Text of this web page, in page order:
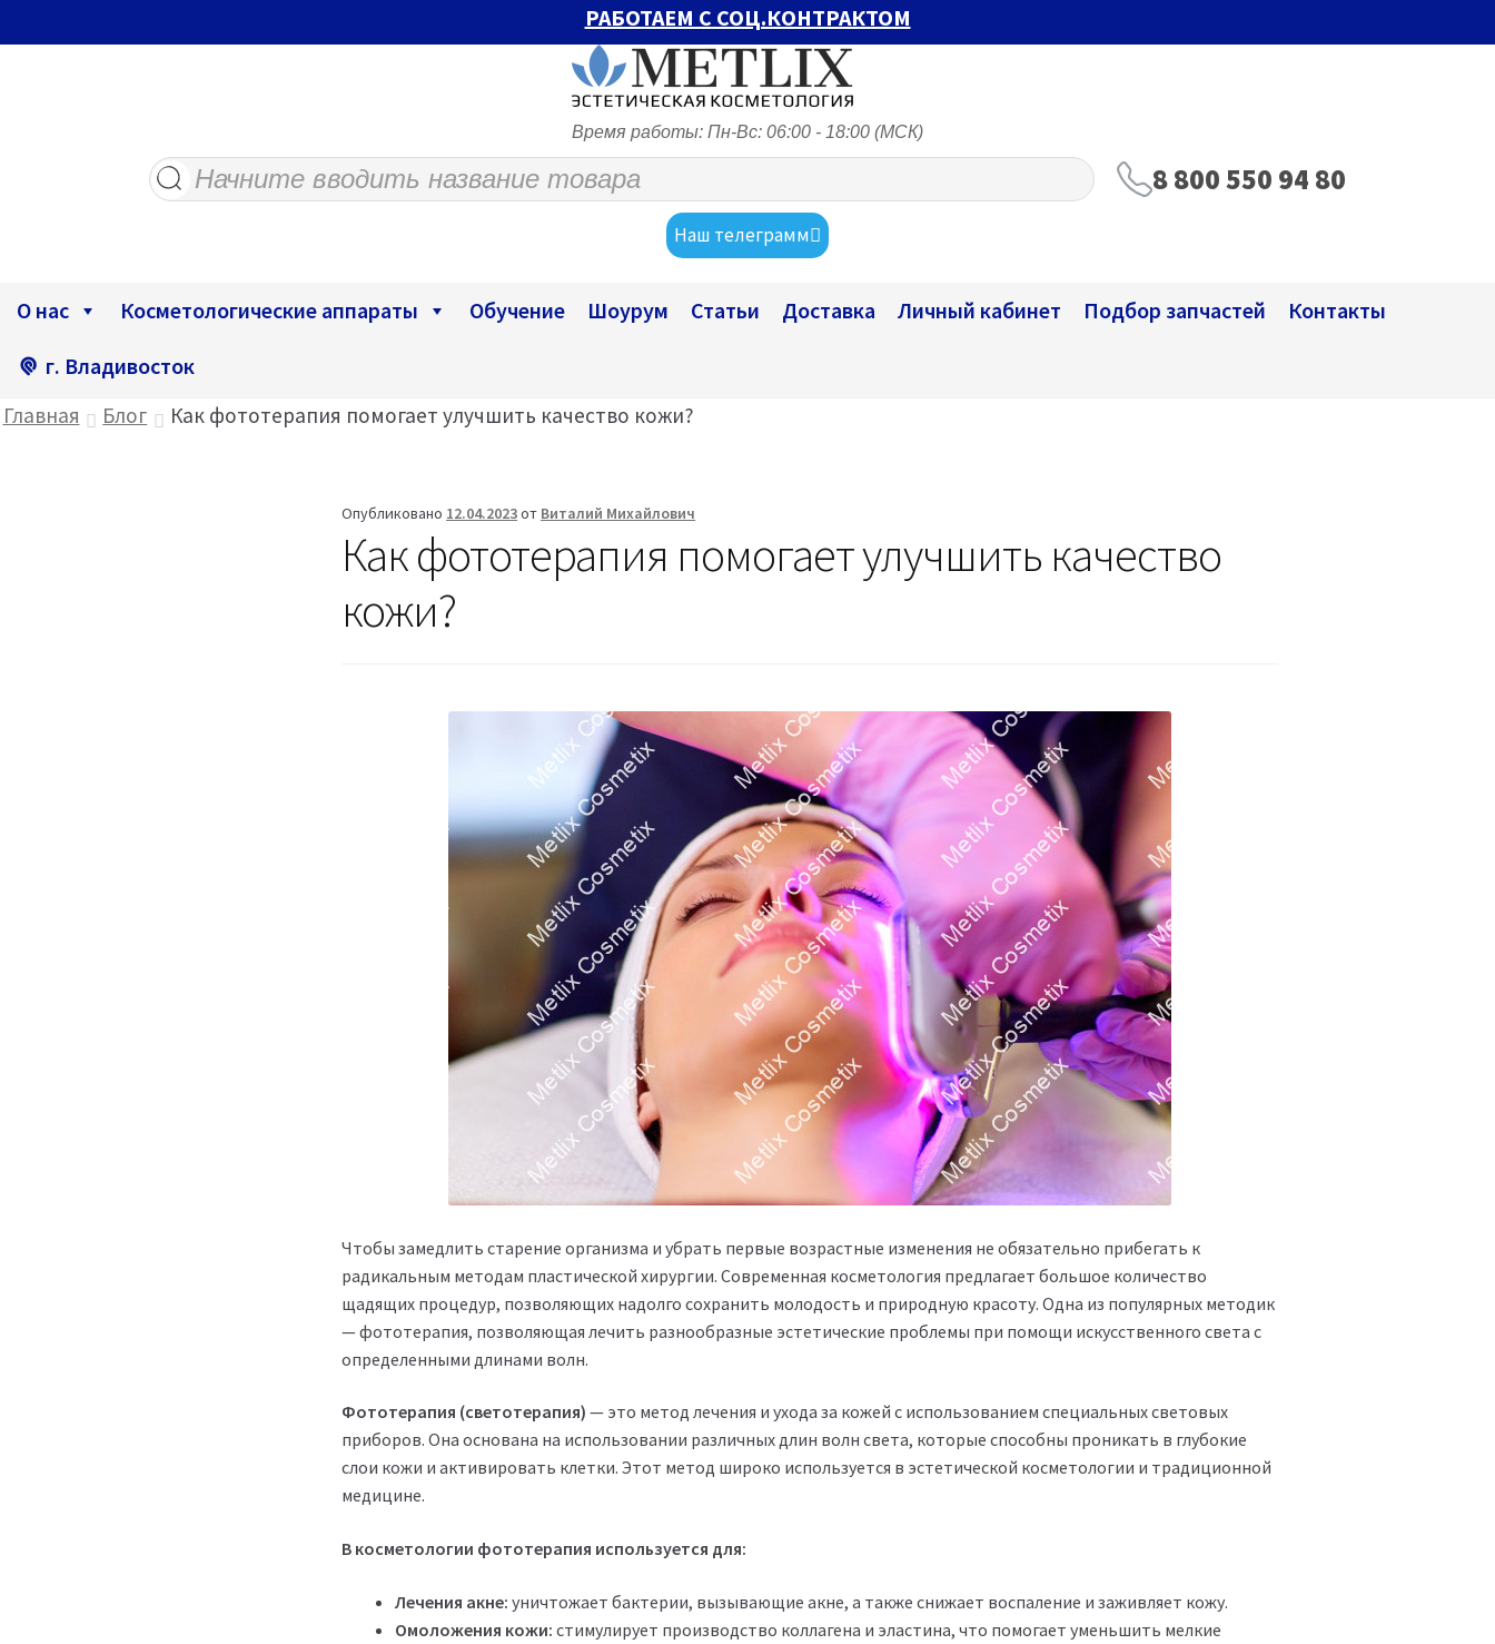
РАБОТАЕМ С СОЦ.КОНТРАКТОМ
Время работы: Пн-Вс: 06:00 - 18:00 (МСК)
Поиск
товаров
8 800 550 94 80
Наш телеграмм
О нас Косметологические аппараты Обучение Шоурум Статьи Доставка Личный кабинет Подбор запчастей
Контакты
г. Владивосток
Главная Блог Как фототерапия помогает улучшить качество кожи?
Опубликовано 12.04.2023от Виталий Михайлович
Как фототерапия помогает улучшить качество
кожи?
Чтобы замедлить старение организма и убрать первые возрастные изменения не обязательно прибегать к
радикальным методам пластической хирургии. Современная косметология предлагает большое количество
щадящих процедур, позволяющих надолго сохранить молодость и природную красоту. Одна из популярных методик
— фототерапия, позволяющая лечить разнообразные эстетические проблемы при помощи искусственного света с
определенными длинами волн.
Фототерапия (светотерапия) — это метод лечения и ухода за кожей с использованием специальных световых
приборов. Она основана на использовании различных длин волн света, которые способны проникать в глубокие
слои кожи и активировать клетки. Этот метод широко используется в эстетической косметологии и традиционной
медицине.
В косметологии фототерапия используется для:
Лечения акне: уничтожает бактерии, вызывающие акне, а также снижает воспаление и заживляет кожу.
Омоложения кожи: стимулирует производство коллагена и эластина, что помогает уменьшить мелкие